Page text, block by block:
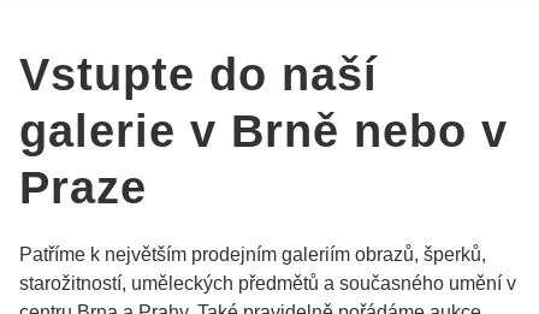
Vstupte do naší
galerie v Brně nebo v
Praze
Patříme k největším prodejním galeriím obrazů, šperků,
starožitností, uměleckých předmětů a současného umění v